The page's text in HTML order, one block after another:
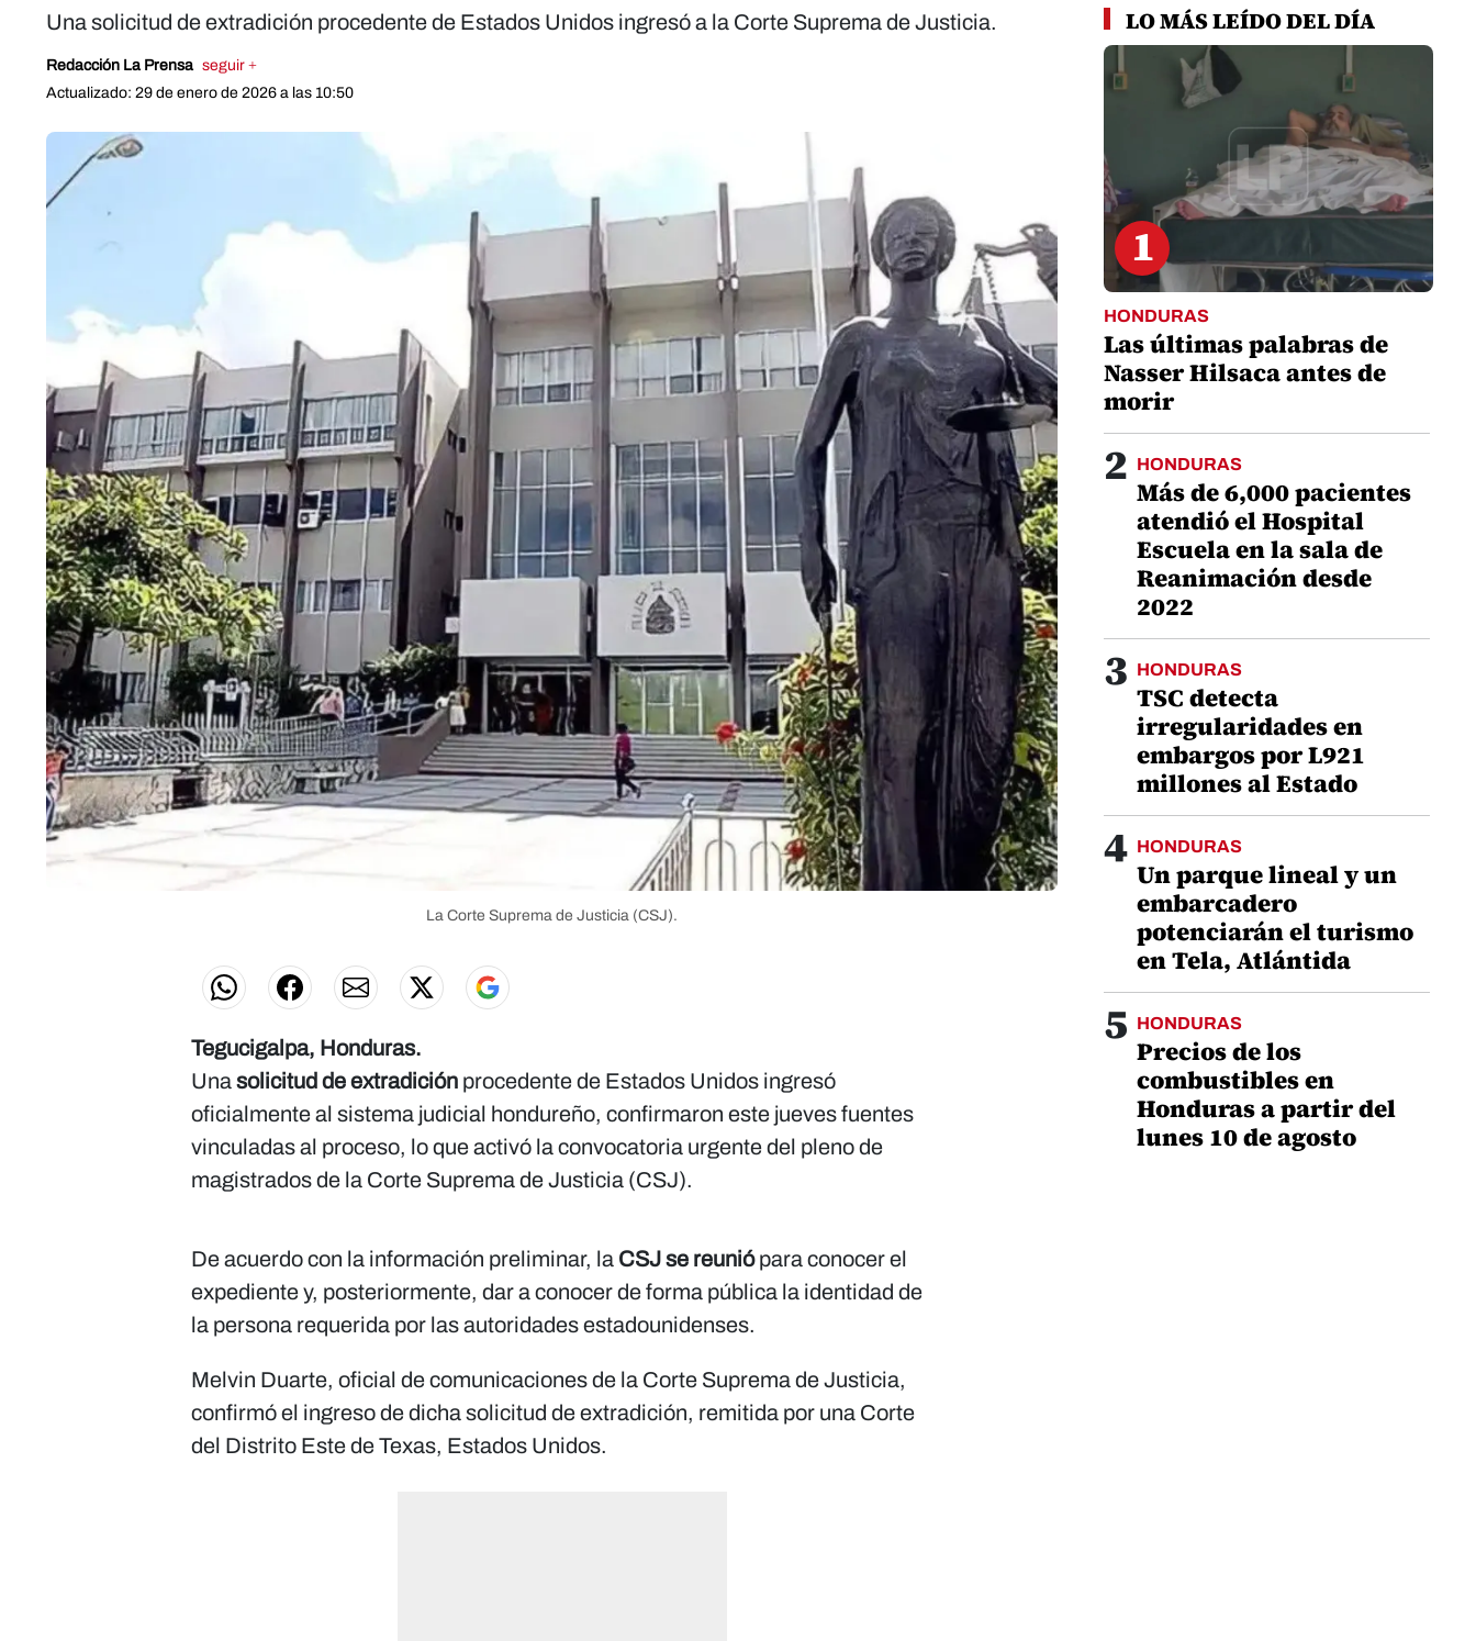
Una solicitud de extradición procedente de Estados Unidos ingresó a la Corte Suprema de Justicia.
Redacción La Prensa seguir +
Actualizado: 29 de enero de 2026 a las 10:50
La Corte Suprema de Justicia (CSJ).
Tegucigalpa, Honduras.
Unasolicitud de extradición procedente de Estados Unidos ingresó
oficialmente al sistema judicial hondureño, confirmaron este jueves fuentes
vinculadas al proceso, lo que activó la convocatoria urgente del pleno de
magistrados de la Corte Suprema de Justicia (CSJ).
De acuerdo con la información preliminar, la CSJ se reuniópara conocer el
expediente y, posteriormente, dar a conocer de forma pública la identidad de
la persona requerida por las autoridades estadounidenses.
Melvin Duarte, oficial de comunicaciones de la Corte Suprema de Justicia,
confirmó el ingreso de dicha solicitud de extradición, remitida por una Corte
del Distrito Este de Texas, Estados Unidos.
LO MÁS LEÍDO DEL DÍA
1
HONDURAS
Las últimas palabras de
Nasser Hilsaca antes de
morir
2 HONDURAS
Más de 6,000 pacientes
atendió el Hospital
Escuela en la sala de
Reanimación desde
2022
3 HONDURAS
TSC detecta
irregularidades en
embargos por L921
millones al Estado
4 HONDURAS
Un parque lineal y un
embarcadero
potenciarán el turismo
en Tela, Atlántida
5 HONDURAS
Precios de los
combustibles en
Honduras a partir del
lunes 10 de agosto